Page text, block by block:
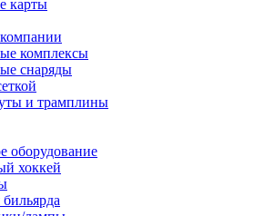
карты
комплексы
снаряды
и трамплины
оборудование
хоккей